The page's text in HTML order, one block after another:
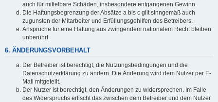
auch für mittelbare Schäden, insbesondere entgangenen Gewinn.
Die Haftungsbegrenzung der Absätze a bis c gilt sinngemäß auch
zugunsten der Mitarbeiter und Erfüllungsgehilfen des Betreibers.
Ansprüche für eine Haftung aus zwingendem nationalem Recht bleiben
unberührt.
6. ÄNDERUNGSVORBEHALT
Der Betreiber ist berechtigt, die Nutzungsbedingungen und die
Datenschutzerklärung zu ändern. Die Änderung wird dem Nutzer per E-
Mail mitgeteilt.
Der Nutzer ist berechtigt, den Änderungen zu widersprechen. Im Falle
des Widerspruchs erlischt das zwischen dem Betreiber und dem Nutzer